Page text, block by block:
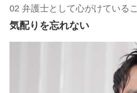
02 弁護士として心がけている
気配りを忘れない